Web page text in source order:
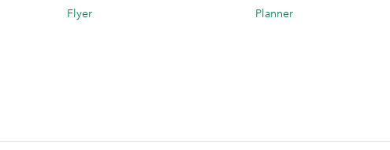
Flyer
Planner